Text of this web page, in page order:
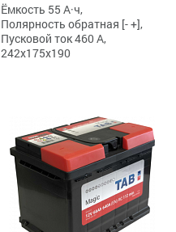
Ёмкость 55 А·ч,
Полярность обратная [- +],
Пусковой ток 460 А,
242x175x190